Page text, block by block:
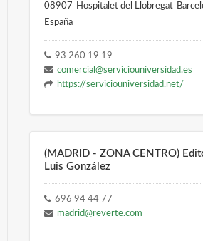
08907
Hospitalet del Llobregat
España
93 260 19 19
comercial@serviciouniversidad.es
https://serviciouniversidad.net/
(MADRID - ZONA CENTRO)
Luis González
696 94 44 77
madrid@reverte.com